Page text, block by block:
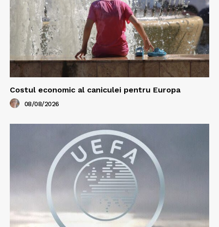
Costul economic al caniculei pentru Europa
08/08/2026